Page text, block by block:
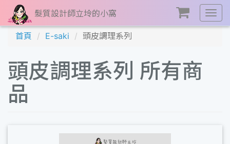
展
開
髮質設計師立坽的小窩
首頁 E-saki 頭皮調理系列
頭皮調理系列 所有商
品